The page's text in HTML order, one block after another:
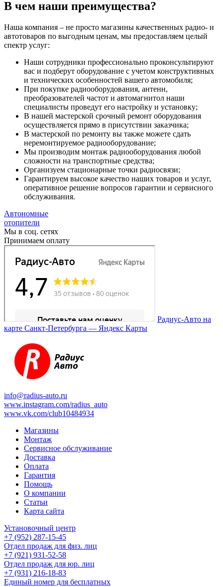
В чем наши преимущества?
Наша компания – не просто магазины качественных радио- и
автотоваров по выгодным ценам, мы предоставляем целый
спектр услуг:
Наши сотрудники профессионально проконсультируют
вас и подберут оборудование с учетом конструктивных
и технических особенностей вашего автомобиля;
При покупке радиооборудования, антенн,
преобразователей частот и автомагнитол наши
специалисты проведут его настройку и установку;
В нашей мастерской срочный ремонт оборудования
осуществляется прямо в присутствии заказчика;
В мастерской по ремонту вы также можете сдать
неремонтируемое радиооборудование;
Мы производим монтаж радиооборудования любой
сложности на транспортные средства;
Организуем стационарные точки радиосвязи;
Гарантируем высокое качество наших товаров и услуг,
оперативное решение вопросов гарантии и сервисного
обслуживания.
Автономные
отопители
Мы в соц. сетях
Принимаем оплату
Радиус-Авто на
карте Санкт‑Петербурга — Яндекс Карты
info@radius-auto.ru
www.instagram.com/radius_auto
www.vk.com/club10484934
Магазины
Монтаж
Сервисное обслуживание
Доставка
Оплата
Гарантия
Помощь
О компании
Статьи
Карта сайта
Установочный центр
+7 (952) 287-15-45
Отдел продаж для физ. лиц
+7 (921) 931-52-58
Отдел продаж для юр. лиц
+7 (931) 216-18-83
Единый номер для бесплатных